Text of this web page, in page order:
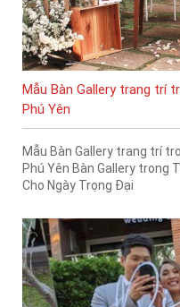
Mẫu Bàn Gallery trang trí
Phú Yên
Mẫu Bàn Gallery trang trí
Phú Yên Bàn Gallery trong
Cho Ngày Trọng Đại